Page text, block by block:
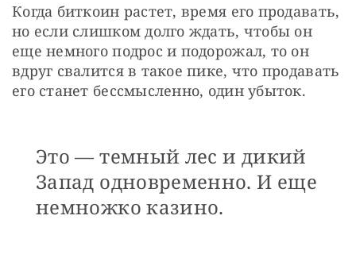
Когда биткоин растет, время его продавать,
но если слишком долго ждать, чтобы он
еще немного подрос и подорожал, то он
вдруг свалится в такое пике, что продавать
его станет бессмысленно, один убыток.
Это — темный лес и дикий
Запад одновременно. И еще
немножко казино.